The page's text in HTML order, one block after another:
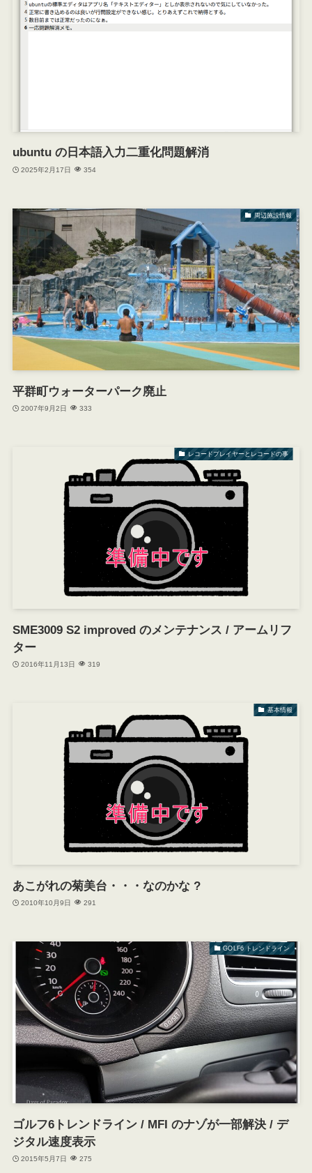
ubuntu の日本語入力二重化問題解消
2025年2月17日 354
周辺施設情報
平群町ウォーターパーク廃止
2007年9月2日 333
レコードプレイヤーとレコードの事
SME3009 S2 improved のメンテナンス / アームリフ
ター
2016年11月13日 319
基本情報
あこがれの菊美台・・・なのかな ?
2010年10月9日 291
GOLF6 トレンドライン
ゴルフ6トレンドライン / MFI のナゾが一部解決 / デ
ジタル速度表示
2015年5月7日 275